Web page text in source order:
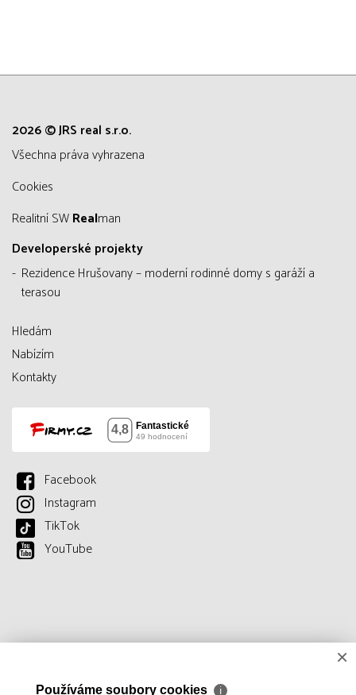
2026 © JRS real s.r.o.
všechna práva vyhrazena
Cookies
Realitní SWRealman
Developerské projekty
Rezidence Hrušovany – moderní rodinné domy s garáží a
terasou
Hledám
Nabízím
Kontakty
Facebook
Instagram
TikTok
YouTube
×
Používáme soubory cookies ℹ